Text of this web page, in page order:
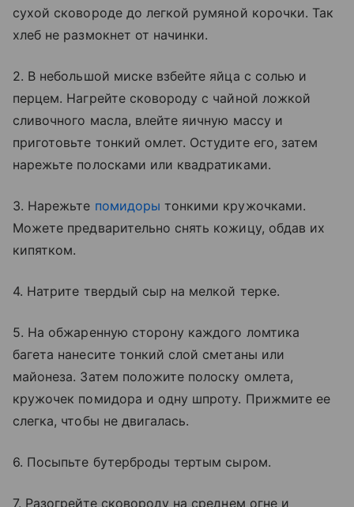
сухой сковороде до легкой румяной корочки. Так
хлеб не размокнет от начинки.
2. В небольшой миске взбейте яйца с солью и
перцем. Нагрейте сковороду с чайной ложкой
сливочного масла, влейте яичную массу и
приготовьте тонкий омлет. Остудите его, затем
нарежьте полосками или квадратиками.
3. Нарежьте помидоры тонкими кружочками.
Можете предварительно снять кожицу, обдав их
кипятком.
4. Натрите твердый сыр на мелкой терке.
5. На обжаренную сторону каждого ломтика
багета нанесите тонкий слой сметаны или
майонеза. Затем положите полоску омлета,
кружочек помидора и одну шпроту. Прижмите ее
слегка, чтобы не двигалась.
6. Посыпьте бутерброды тертым сыром.
7. Разогрейте сковороду на среднем огне и